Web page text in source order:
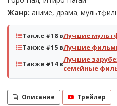
Жанр: аниме, драма,
Также #18 вЛучшие
Также #15 вЛучшие
Также #14 вЛучшие
семейные
Описание Трейлер